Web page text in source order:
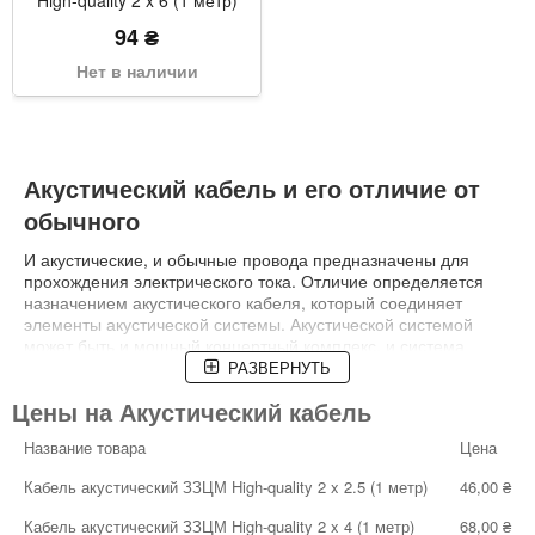
94 ₴
Нет в наличии
Акустический кабель и его отличие от
обычного
И акустические, и обычные провода предназначены для
прохождения электрического тока. Отличие определяется
назначением акустического кабеля, который соединяет
элементы акустической системы. Акустической системой
может быть и мощный концертный комплекс, и система
автомобильной акустики, и бытовые аудиоколонки со
звуковой картой, и микрофон с динамиком и музыкальным
инструментом. По акустическому кабелю проходит звуковой
сигнал в форме электрического тока небольшой силы.
Главное требование при этом — передача сигнала с
звука.
РАЗВЕРНУТЬ
Цены на Акустический кабель
Название товара
Цена
Кабель акустический ЗЗЦМ High-quality 2 x 2.5 (1 метр)
46,00 ₴
Кабель акустический ЗЗЦМ High-quality 2 x 4 (1 метр)
68,00 ₴